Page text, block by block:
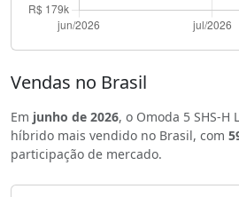
Vendas no Brasil
Em junho de 2026, o Omoda 5 SHS-H
híbrido mais vendido no Brasil, com
participação de mercado.